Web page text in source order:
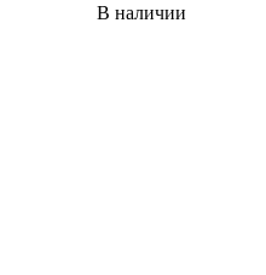
В наличии